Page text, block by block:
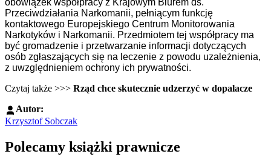
obowiązek współpracy z Krajowym Biurem ds.
Przeciwdziałania Narkomanii, pełniącym funkcję
kontaktowego Europejskiego Centrum Monitorowania
Narkotyków i Narkomanii. Przedmiotem tej współpracy ma
być gromadzenie i przetwarzanie informacji dotyczących
osób zgłaszających się na leczenie z powodu uzależnienia,
z uwzględnieniem ochrony ich prywatności.
Czytaj także >>> Rząd chce skutecznie udzerzyć w dopalacze
Autor:
Krzysztof Sobczak
Polecamy książki prawnicze